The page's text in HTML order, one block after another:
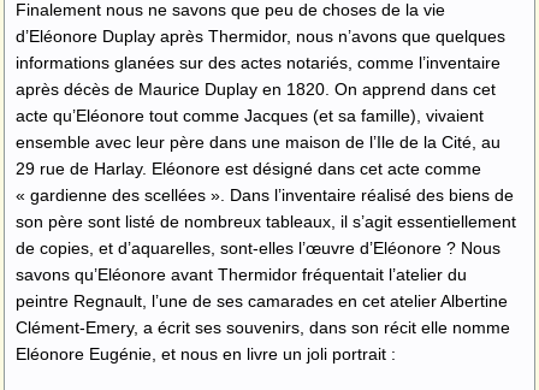
Finalement nous ne savons que peu de choses de la vie
d’Eléonore Duplay après Thermidor, nous n’avons que quelques
informations glanées sur des actes notariés, comme l’inventaire
après décès de Maurice Duplay en 1820. On apprend dans cet
acte qu’Eléonore tout comme Jacques (et sa famille), vivaient
ensemble avec leur père dans une maison de l’Ile de la Cité, au
29 rue de Harlay. Eléonore est désigné dans cet acte comme
« gardienne des scellées ». Dans l’inventaire réalisé des biens de
son père sont listé de nombreux tableaux, il s’agit essentiellement
de copies, et d’aquarelles, sont-elles l’œuvre d’Eléonore ? Nous
savons qu’Eléonore avant Thermidor fréquentait l’atelier du
peintre Regnault, l’une de ses camarades en cet atelier Albertine
Clément-Emery, a écrit ses souvenirs, dans son récit elle nomme
Eléonore Eugénie, et nous en livre un joli portrait :